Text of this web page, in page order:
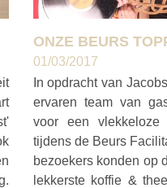
ONZE BEURS
01/03/2017
In opdracht van
ervaren team van
voor een
tijdens de Beurs
bezoekers konden op
lekkerste koffie &